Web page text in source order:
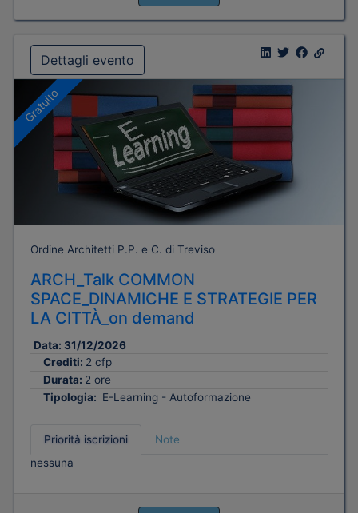
Dettagli evento
Gratuito
Ordine Architetti P.P. e C. di Treviso
ARCH_Talk COMMON
SPACE_DINAMICHE E STRATEGIE PER
LA CITTÀ_on demand
Data: 31/12/2026
Crediti: 2 cfp
Durata: 2 ore
Tipologia: E-Learning - Autoformazione
Priorità iscrizioni
Note
nessuna